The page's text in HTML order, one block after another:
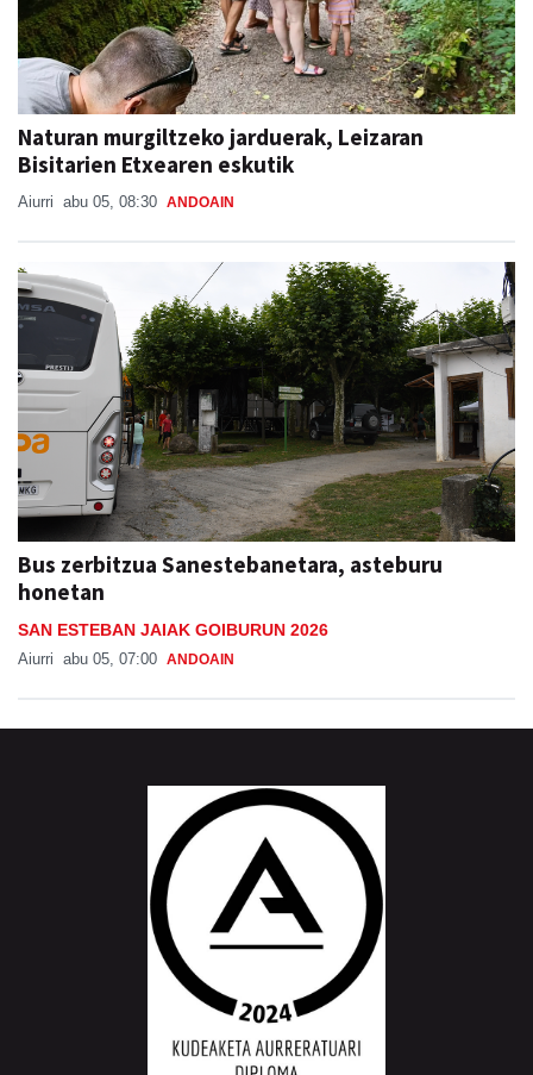
Naturan murgiltzeko jarduerak, Leizaran
Bisitarien Etxearen eskutik
Aiurri abu 05, 08:30 ANDOAIN
Bus zerbitzua Sanestebanetara, asteburu
honetan
SAN ESTEBAN JAIAK GOIBURUN 2026
Aiurri abu 05, 07:00 ANDOAIN